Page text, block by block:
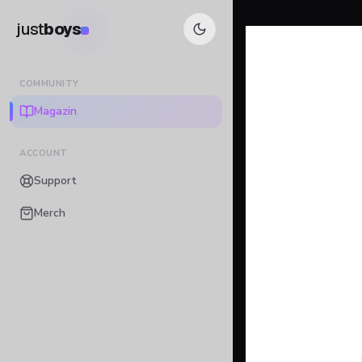
justboys
COMMUNITY
Magazin
ACCOUNT
Support
Merch